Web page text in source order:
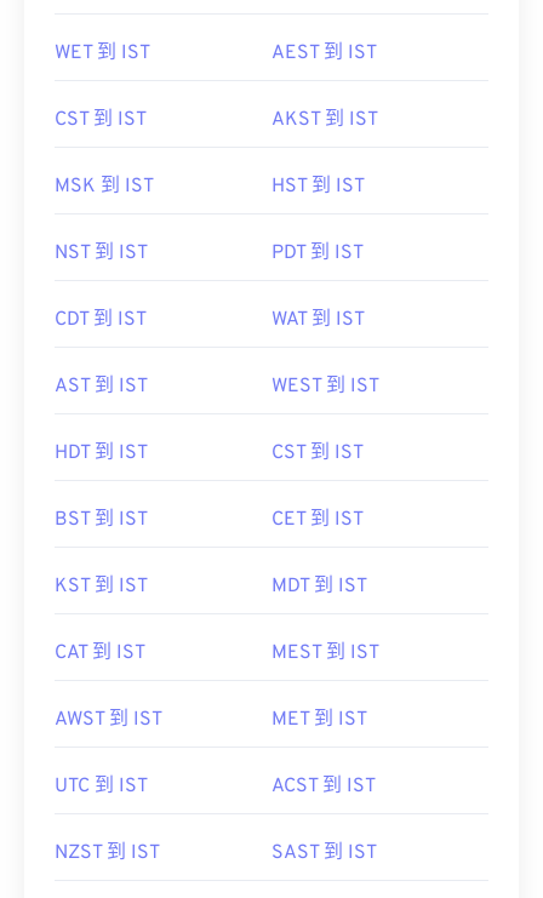
WET 到 IST AEST 到 IST
CST 到 IST AKST 到 IST
MSK 到 IST HST 到 IST
NST 到 IST PDT 到 IST
CDT 到 IST WAT 到 IST
AST 到 IST WEST 到 IST
HDT 到 IST CST 到 IST
BST 到 IST CET 到 IST
KST 到 IST MDT 到 IST
CAT 到 IST MEST 到 IST
AWST 到 IST MET 到 IST
UTC 到 IST ACST 到 IST
NZST 到 IST SAST 到 IST